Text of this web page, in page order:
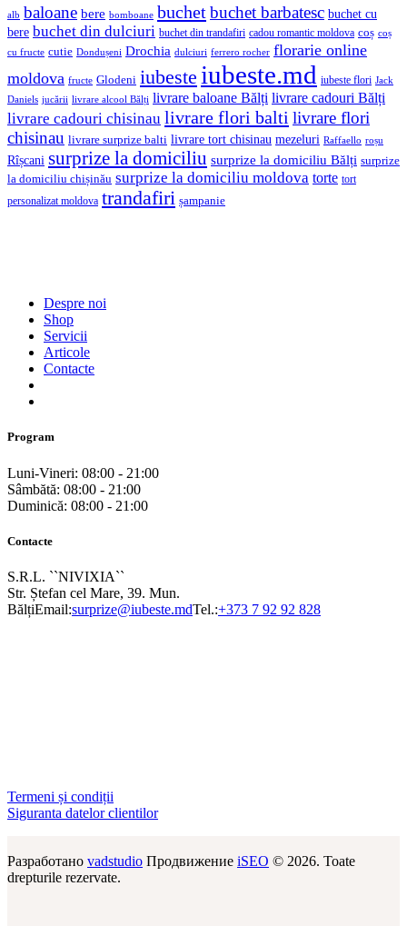
alb baloane bere bomboane buchetbuchet barbatesc buchet cu
bere buchet din dulciuri buchet din trandafiri cadou romantic moldova coș coș
cu fructe cutie Dondușeni Drochia dulciuri ferrero rocher florarie online
moldova fructe Glodeni iubeste iubeste.md iubeste flori Jack
Daniels jucării livrare alcool Bălți livrare baloane Bălți livrare cadouri Bălți
livrare cadouri chisinau livrare flori balti livrare flori
chisinau livrare surprize balti livrare tort chisinau mezeluri Raffaello roșu
Rîșcani surprize la domiciliu surprize la domiciliu Bălți surprize
la domiciliu chișinău surprize la domiciliu moldova torte tort
personalizat moldova trandafiri șampanie
Despre noi
Shop
Servicii
Articole
Contacte
Program
Luni-Vineri: 08:00 - 21:00
Sâmbătă: 08:00 - 21:00
Duminică: 08:00 - 21:00
Contacte
S.R.L. ``NIVIXIA``
Str. Ștefan cel Mare, 39. Mun.
BălțiEmail:surprize@iubeste.mdTel.:+373 7 92 92 828
Termeni și condiții
Siguranta datelor clientilor
Разработано vadstudio Продвижение iSEO © 2026. Toate
drepturile rezervate.